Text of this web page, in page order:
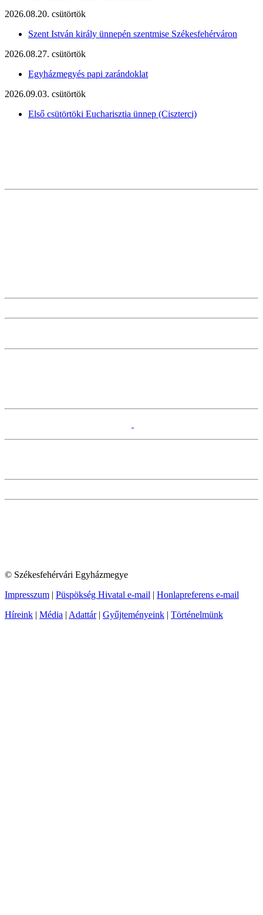
2026.08.20. csütörtök
Szent István király ünnepén szentmise Székesfehérváron
2026.08.27. csütörtök
Egyházmegyés papi zarándoklat
2026.09.03. csütörtök
Első csütörtöki Eucharisztia ünnep (Ciszterci)
© Székesfehérvári Egyházmegye
Impresszum | Püspökség Hivatal e-mail | Honlapreferens e-mail
Híreink | Média | Adattár| Gyűjteményeink | Történelmünk